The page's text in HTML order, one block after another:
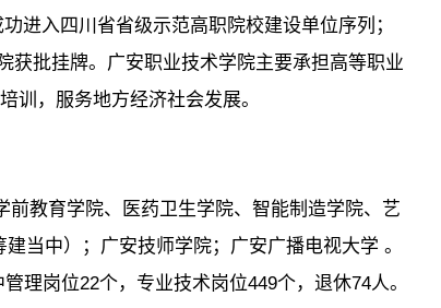
进入四川省省级示范高职院校建设单位序列；
获批挂牌。广安职业技术学院主要承担高等职业
训，服务地方经济社会发展。
教育学院、医药卫生学院、智能制造学院、艺
当中）；广安技师学院；广安广播电视大学 。
理岗位22个，专业技术岗位449个，退休74人。